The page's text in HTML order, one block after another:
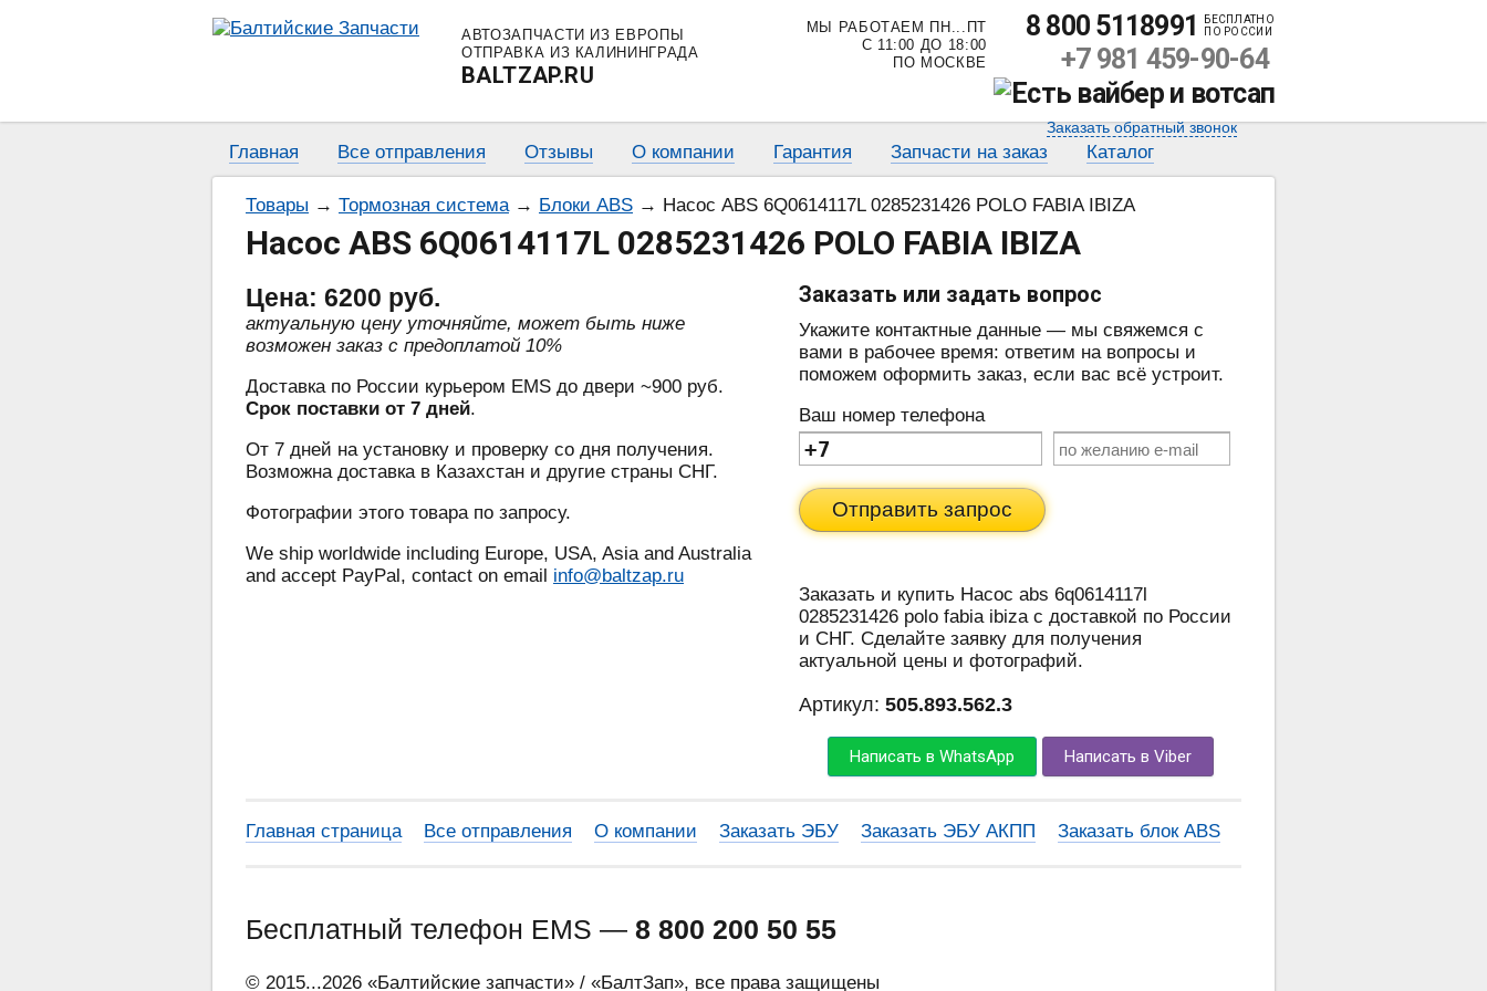
АВТОЗАПЧАСТИ ИЗ ЕВРОПЫ
ОТПРАВКА ИЗ КАЛИНИНГРАДА
BALTZAP.RU
МЫ РАБОТАЕМ ПН...ПТ
С 11:00 ДО 18:00
ПО МОСКВЕ
8 800 5118991
БЕСПЛАТНО
ПО РОССИИ
+7 981 459-90-64
Заказать обратный звонок
Главная Все отправления Отзывы О компании Гарантия Запчасти на заказ Каталог
Товары → Тормозная система→ Блоки ABS → Насос ABS 6Q0614117L 0285231426 POLO FABIA IBIZA
Насос ABS 6Q0614117L 0285231426 POLO FABIA IBIZA
Цена: 6200 руб.
актуальную цену уточняйте, может быть ниже
возможен заказ с предоплатой 10%
Доставка по России курьером EMS до двери ~900 руб.
Срок поставки от 7 дней.
От 7 дней на установку и проверку со дня получения.
Возможна доставка в Казахстан и другие страны СНГ.
Фотографии этого товара по запросу.
We ship worldwide including Europe, USA, Asia and Australia
and accept PayPal, contact on email info@baltzap.ru
Заказать или задать вопрос
Укажите контактные данные — мы свяжемся с
вами в рабочее время: ответим на вопросы и
поможем оформить заказ, если вас всё устроит.
Ваш номер телефона
Отправить запрос
Заказать и купить Насос abs 6q0614117l
0285231426 polo fabia ibiza с доставкой по России
и СНГ. Сделайте заявку для получения
актуальной цены и фотографий.
Артикул: 505.893.562.3
Написать в WhatsApp Написать в Viber
Главная страница Все отправления О компании Заказать ЭБУ Заказать ЭБУ АКПП Заказать блок ABS
Бесплатный телефон EMS — 8 800 200 50 55
© 2015...2026 «Балтийские запчасти» / «БалтЗап», все права защищены